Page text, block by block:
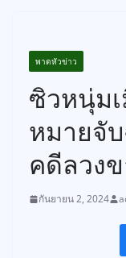
พาดหัวข่าว
ซิวหนุ่ม
หมายจั
คดีลวง
กันยายน 2, 2024